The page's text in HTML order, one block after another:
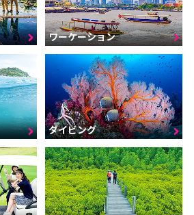
ワーケーション
ダイビング